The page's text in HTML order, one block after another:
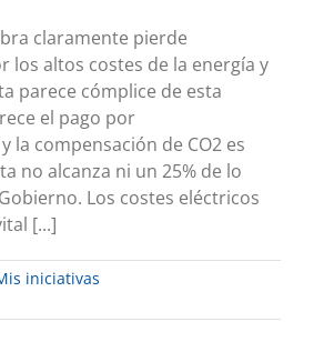
claramente pierde
los altos costes de la energía y
parece cómplice de esta
el pago por
la compensación de CO2 es
no alcanza ni un 25% de lo
Los costes eléctricos
[...]
iniciativas